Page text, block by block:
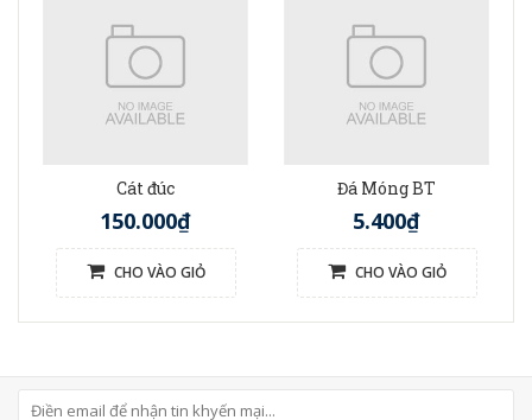
Cát đúc
150.000₫
CHO VÀO GIỎ
Đá Móng BT
5.400₫
CHO VÀO GIỎ